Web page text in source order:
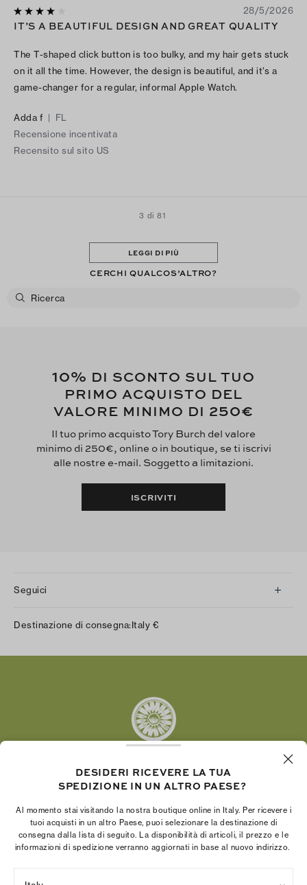
28/5/2026
IT’S A BEAUTIFUL DESIGN AND GREAT QUALITY
The T-shaped click button is too bulky, and my hair gets stuck
on it all the time. However, the design is beautiful, and it’s a
game-changer for a regular, informal Apple Watch.
Adda f | FL
Recensione incentivata
Recensito sul sito US
3 di 81
LEGGI DI PIÙ
CERCHI QUALCOS’ALTRO?
10% DI SCONTO SUL TUO
PRIMO ACQUISTO DEL
VALORE MINIMO DI 250€
Il tuo primo acquisto Tory Burch del valore
minimo di 250€, online o in boutique, se ti iscrivi
alle nostre e-mail. Soggetto a limitazioni.
ISCRIVITI
Seguici
Twitter
LinkedIn
Destinazione di consegna:Italy €
La Fondazione Tory Burch promuove
imprenditrici nella realizzazione di progetti solidi e
duraturi.
DESIDERI RICEVERE LA TUA
SPEDIZIONE IN UN ALTRO PAESE?
Al momento stai visitando la nostra boutique online in Italy. Per ricevere i
tuoi acquisti in un altro Paese, puoi selezionare la destinazione di
consegna dalla lista di seguito. La disponibilità di articoli, il prezzo e le
informazioni di spedizione verranno aggiornati in base al nuovo indirizzo.